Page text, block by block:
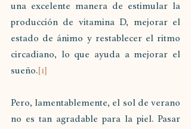
una excelente manera de estimular la
producción de vitamina D, mejorar el
estado de ánimo y restablecer el ritmo
circadiano, lo que ayuda a mejorar el
sueño.[1]
Pero, lamentablemente, el sol de verano
no es tan agradable para la piel. Pasar